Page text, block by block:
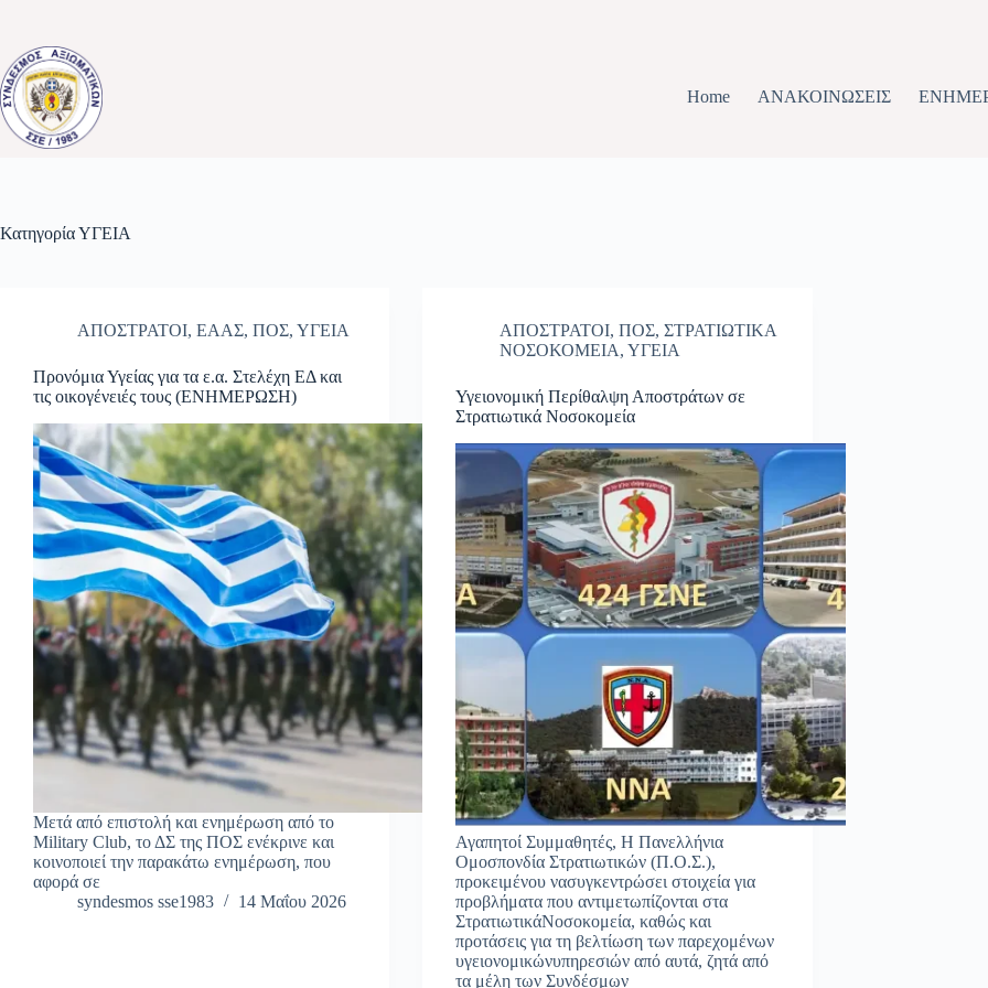
περιεχόμενο
Home ΑΝΑΚΟΙΝΩΣΕΙΣ
ΚατηγορίαΥΓΕΙΑ
ΑΠΟΣΤΡΑΤΟΙ, ΕΑΑΣ, ΠΟΣ, ΥΓΕΙΑ
Προνόμια Υγείας για τα ε.α. Στελέχη ΕΔ και
τις οικογένειές τους (ΕΝΗΜΕΡΩΣΗ)
Μετά από επιστολή και ενημέρωση από το
Military Club, το ΔΣ της ΠΟΣ ενέκρινε και
κοινοποιεί την παρακάτω ενημέρωση, που
αφορά σε
syndesmos sse1983
14 Μαΐου 2026
ΑΠΟΣΤΡΑΤΟΙ,ΠΟΣ,ΣΤΡΑΤΙΩΤΙΚΑ
ΝΟΣΟΚΟΜΕΙΑ,ΥΓΕΙΑ
Υγειονομική Περίθαλψη Αποστράτων σε
Στρατιωτικά Νοσοκομεία
Αγαπητοί Συμμαθητές, Η Πανελλήνια
Ομοσπονδία Στρατιωτικών (Π.Ο.Σ.),
προκειμένου νασυγκεντρώσει στοιχεία για
προβλήματα που αντιμετωπίζονται στα
ΣτρατιωτικάΝοσοκομεία, καθώς και
προτάσεις για τη βελτίωση των παρεχομένων
υγειονομικώνυπηρεσιών από αυτά, ζητά από
τα μέλη των Συνδέσμων